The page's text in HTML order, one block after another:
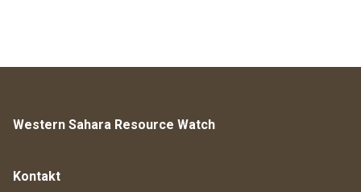
Western Sahara Resource Watch
Kontakt